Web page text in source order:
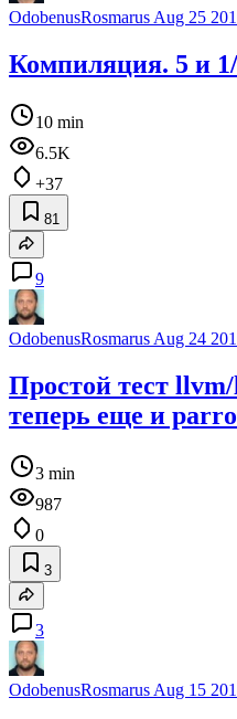
OdobenusRosmarus Aug 25
Компиляция. 5 и
10 min
6.5K
+37
81
9
OdobenusRosmarus Aug 24
Простой тест
теперь еще и
3 min
987
0
3
3
OdobenusRosmarus Aug 15